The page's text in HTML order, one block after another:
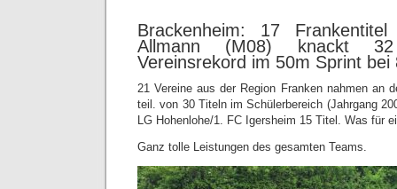
Brackenheim: 17
Allmann (M08) knackt
Vereinsrekord im 50m Sprint bei
21 Vereine aus der Region Franken nahmen an
teil. von 30 Titeln im Schülerbereich (Jahrgang
LG Hohenlohe/1. FC Igersheim 15 Titel. Was für
Ganz tolle Leistungen des gesamten Teams.